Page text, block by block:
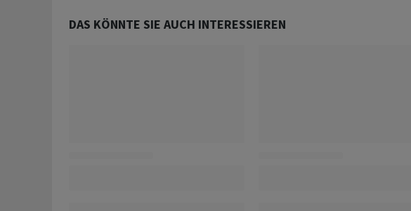
DAS KÖNNTE SIE AUCH INTERESSIEREN